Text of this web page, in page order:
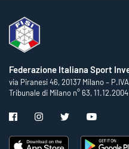
Federazione Italiana Sport
via Piranesi 46, 20137 Milano –
Tribunale di Milano n° 63, 11.12.2004